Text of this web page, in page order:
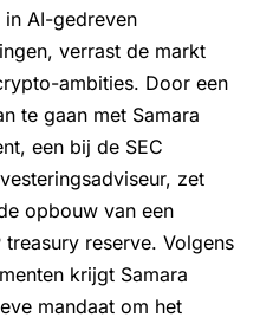
AI-gedreven
verrast de markt
ambities. Door een
te gaan met Samara
een bij de SEC
zet
opbouw van een
treasury reserve. Volgens
krijgt Samara
mandaat om het